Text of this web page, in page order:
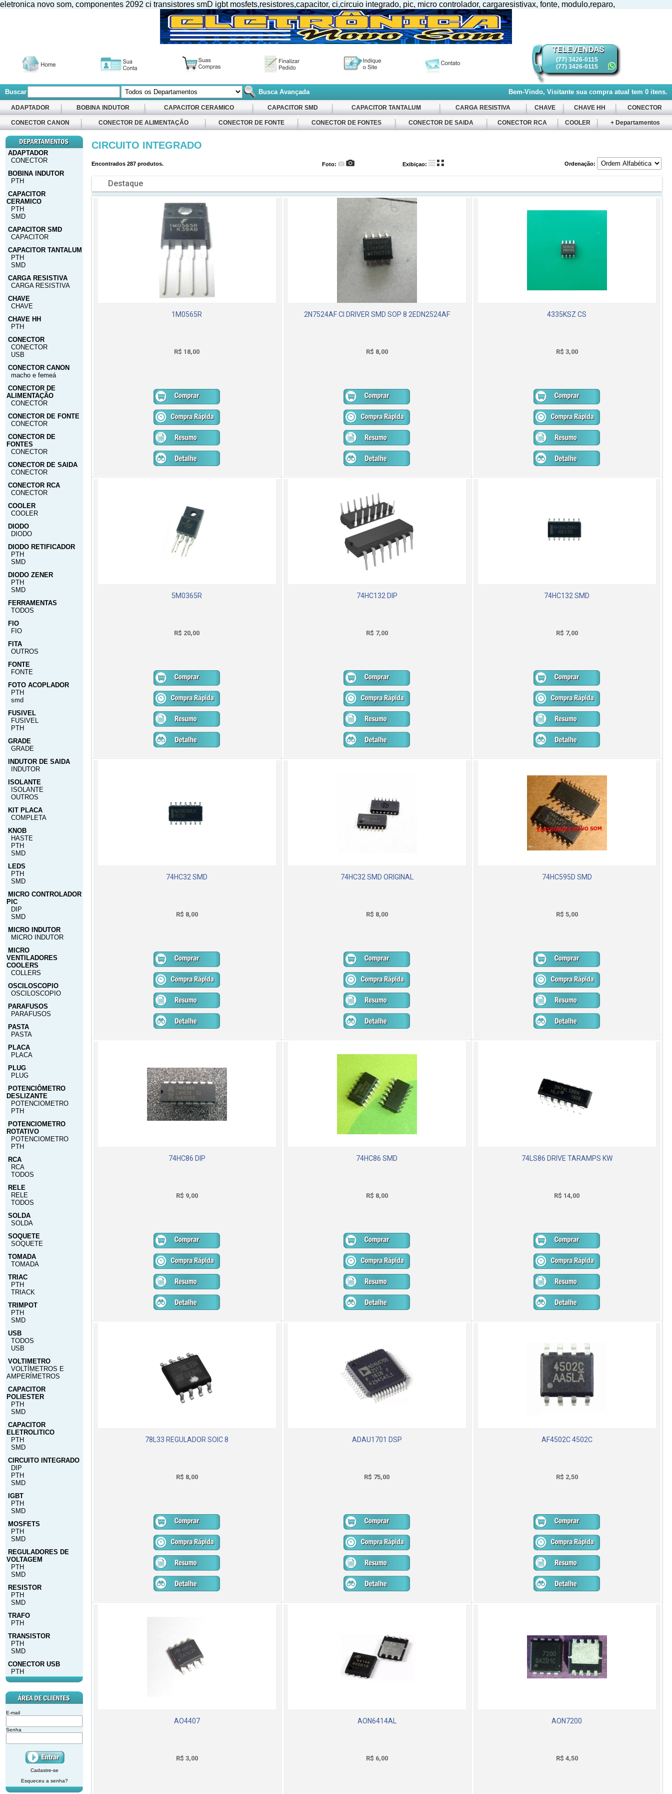
eletronica novo som, componentes 2092 ci transistores smD igbt mosfets,resistores,capacitor, ci,circuio integrado, pic, micro controlador, cargaresistivax, fonte, modulo,reparo,
(77) 3426-0115
(77) 3426-0115
Buscar Busca Avançada Bem-Vindo, Visitante sua compra atual tem 0 itens.
ADAPTADOR BOBINA INDUTOR CAPACITOR CERAMICO CAPACITOR SMD CAPACITOR TANTALUM CARGA RESISTIVA CHAVE CHAVE HH CONECTOR
CONECTOR CANON CONECTOR DE ALIMENTAÇÃO CONECTOR DE FONTE CONECTOR DE FONTES CONECTOR DE SAIDA CONECTOR RCA COOLER + Departamentos
ADAPTADOR
CONECTOR
BOBINA INDUTOR
PTH
CAPACITOR
CERAMICO
PTH
SMD
CAPACITOR SMD
CAPACITOR
CAPACITOR TANTALUM
PTH
SMD
CARGA RESISTIVA
CARGA RESISTIVA
CHAVE
CHAVE
CHAVE HH
PTH
CONECTOR
CONECTOR
USB
CONECTOR CANON
macho e femeá
CONECTOR DE
ALIMENTAÇÃO
CONECTOR
CONECTOR DE FONTE
CONECTOR
CONECTOR DE
FONTES
CONECTOR
CONECTOR DE SAIDA
CONECTOR
CONECTOR RCA
CONECTOR
COOLER
COOLER
DIODO
DIODO
DIODO RETIFICADOR
PTH
SMD
DIODO ZENER
PTH
SMD
FERRAMENTAS
TODOS
FIO
FIO
FITA
OUTROS
FONTE
FONTE
FOTO ACOPLADOR
PTH
smd
FUSIVEL
FUSIVEL
PTH
GRADE
GRADE
INDUTOR DE SAIDA
INDUTOR
ISOLANTE
ISOLANTE
OUTROS
KIT PLACA
COMPLETA
KNOB
HASTE
PTH
SMD
LEDS
PTH
SMD
MICRO CONTROLADOR
PIC
DIP
SMD
MICRO INDUTOR
MICRO INDUTOR
MICRO
VENTILADORES
COOLERS
COLLERS
OSCILOSCOPIO
OSCILOSCOPIO
PARAFUSOS
PARAFUSOS
PASTA
PASTA
PLACA
PLACA
PLUG
PLUG
POTENCIÔMETRO
DESLIZANTE
POTENCIOMETRO
PTH
POTENCIOMETRO
ROTATIVO
POTENCIOMETRO
PTH
RCA
RCA
TODOS
RELE
RELE
TODOS
SOLDA
SOLDA
SOQUETE
SOQUETE
TOMADA
TOMADA
TRIAC
PTH
TRIACK
TRIMPOT
PTH
SMD
USB
TODOS
USB
VOLTIMETRO
VOLTÍMETROS E
AMPERÍMETROS
CAPACITOR
POLIESTER
PTH
SMD
CAPACITOR
ELETROLITICO
PTH
SMD
CIRCUITO INTEGRADO
DIP
PTH
SMD
IGBT
PTH
SMD
MOSFETS
PTH
SMD
REGULADORES DE
VOLTAGEM
PTH
SMD
RESISTOR
PTH
SMD
TRAFO
PTH
TRANSISTOR
PTH
SMD
CONECTOR USB
PTH
E-mail
Senha
Cadastre-se
Esqueceu a senha?
CIRCUITO INTEGRADO
Encontrados 287 produtos. Foto: Exibiçao: Ordenação:
Destaque
1M0565R
R$ 18,00
2N7524AF CI DRIVER SMD SOP 8 2EDN2524AF
R$ 8,00
4335KSZ CS
R$ 3,00
5M0365R
R$ 20,00
74HC132 DIP
R$ 7,00
74HC132 SMD
R$ 7,00
74HC32 SMD
R$ 8,00
74HC32 SMD ORIGINAL
R$ 8,00
74HC595D SMD
R$ 5,00
74HC86 DIP
R$ 9,00
74HC86 SMD
R$ 8,00
74LS86 DRIVE TARAMPS KW
R$ 14,00
78L33 REGULADOR SOIC 8
R$ 8,00
ADAU1701 DSP
R$ 75,00
AF4502C 4502C
R$ 2,50
AO4407
R$ 3,00
AON6414AL
R$ 6,00
AON7200
R$ 4,50